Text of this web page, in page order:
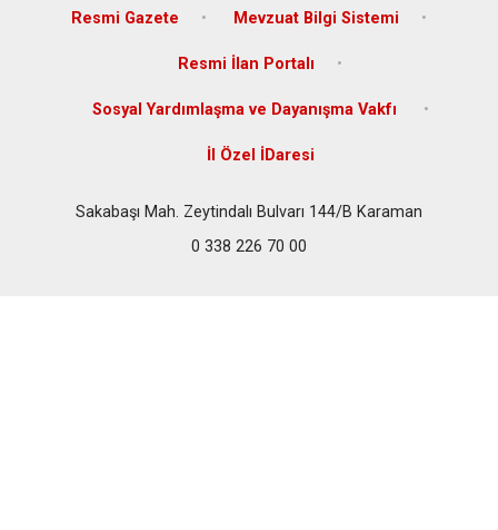
Resmi Gazete Mevzuat Bilgi Sistemi
Resmi İlan Portalı
Sosyal Yardımlaşma ve Dayanışma Vakfı
İl Özel İDaresi
Sakabaşı Mah. Zeytindalı Bulvarı 144/B Karaman
0 338 226 70 00